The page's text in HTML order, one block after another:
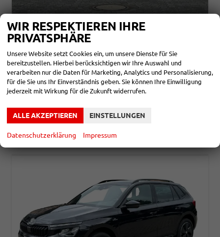
SKODA KAMIQ
SELECTION 1,0 TSI 70KW
unverbindliche Lieferzeit: 4 Monate
Leistung 70 kW (95 PS)
21.580,– € DETAILS
Verbrauch kombiniert:
5,40 l/100km
CO2-Klasse:D
WIR RESPEKTIEREN IHRE
PRIVATSPHÄRE
Unsere Website setzt Cookies ein, um unsere Dienste für Sie
bereitzustellen. Hierbei berücksichtigen wir Ihre Auswahl und
verarbeiten nur die Daten für Marketing, Analytics und Personalisierung,
für die Sie uns Ihr Einverständnis geben. Sie können Ihre Einwilligung
jederzeit mit Wirkung für die Zukunft widerrufen.
ALLE AKZEPTIEREN EINSTELLUNGEN
Datenschutzerklärung Impressum